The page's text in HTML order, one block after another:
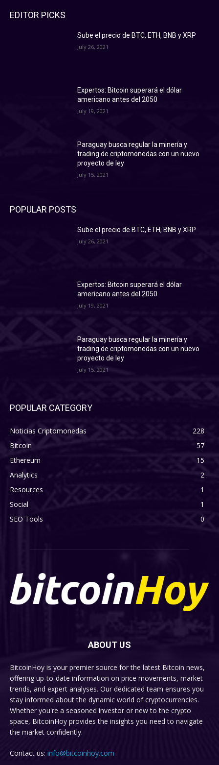
EDITOR PICKS
Sube el precio de BTC, ETH, BNB y XRP
July 26, 2021
Expertos: Bitcoin superará el dólar
americano antes del 2050
July 19, 2021
Paraguay busca regular la minería y
trading de criptomonedas con un nuevo
proyecto de ley
July 15, 2021
POPULAR POSTS
Sube el precio de BTC, ETH, BNB y XRP
July 26, 2021
Expertos: Bitcoin superará el dólar
americano antes del 2050
July 19, 2021
Paraguay busca regular la minería y
trading de criptomonedas con un nuevo
proyecto de ley
July 15, 2021
POPULAR CATEGORY
Noticias Criptomonedas
228
Bitcoin
57
Ethereum
15
Analytics
2
Resources
1
Social
1
SEO Tools
0
ABOUT US
BitcoinHoy is your premier source for the latest Bitcoin news,
offering up-to-date information on price movements, market
trends, and expert analyses. Our dedicated team ensures you
stay informed about the dynamic world of cryptocurrencies.
Whether you're a seasoned investor or new to the crypto
space, BitcoinHoy provides the insights you need to navigate
the market confidently.
Contact us: info@bitcoinhoy.com